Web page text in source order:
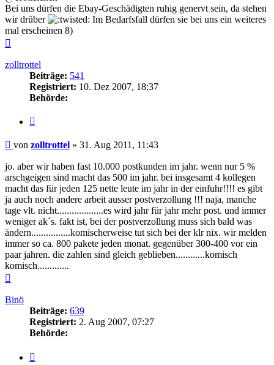
Bei uns dürfen die Ebay-Geschädigten ruhig genervt sein, da stehen
wir drüber
Im Bedarfsfall dürfen sie bei uns ein weiteres
mal erscheinen 8)
zolltrottel
Beiträge: 541
Registriert: 10. Dez 2007, 18:37
Behörde:
Beitrag
von zolltrottel » 31. Aug 2011, 11:43
jo. aber wir haben fast 10.000 postkunden im jahr. wenn nur 5 %
arschgeigen sind macht das 500 im jahr. bei insgesamt 4 kollegen
macht das für jeden 125 nette leute im jahr in der einfuhr!!!! es gibt
ja auch noch andere arbeit ausser postverzollung !!! naja, manche
tage vlt. nicht...................es wird jahr für jahr mehr post. und immer
weniger ak´s. fakt ist, bei der postverzollung muss sich bald was
ändern................komischerweise tut sich bei der klr nix. wir melden
immer so ca. 800 pakete jeden monat. gegenüber 300-400 vor ein
paar jahren. die zahlen sind gleich geblieben............komisch
komisch.............
Binö
Beiträge: 639
Registriert: 2. Aug 2007, 07:27
Behörde: